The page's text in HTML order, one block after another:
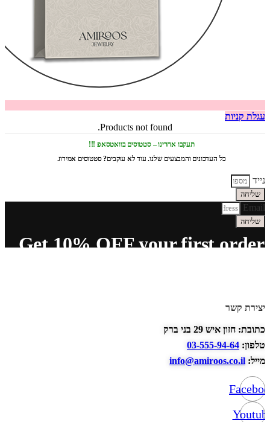
עגלת קניות
Products not found.
תעקבו אחרינו – סטטוסים בוואטסאפ !!!
כל העדכונים והמבצעים שלנו. עוד לא עוקבים? סטטוסים אמירוז.
נייד
שליחה
Email
שליחה
Get 10% OFF your first order
יצירת קשר
כתובת: חזון איש 29 בני ברק
טלפון: 03-555-94-64
מייל: info@amiroos.co.il